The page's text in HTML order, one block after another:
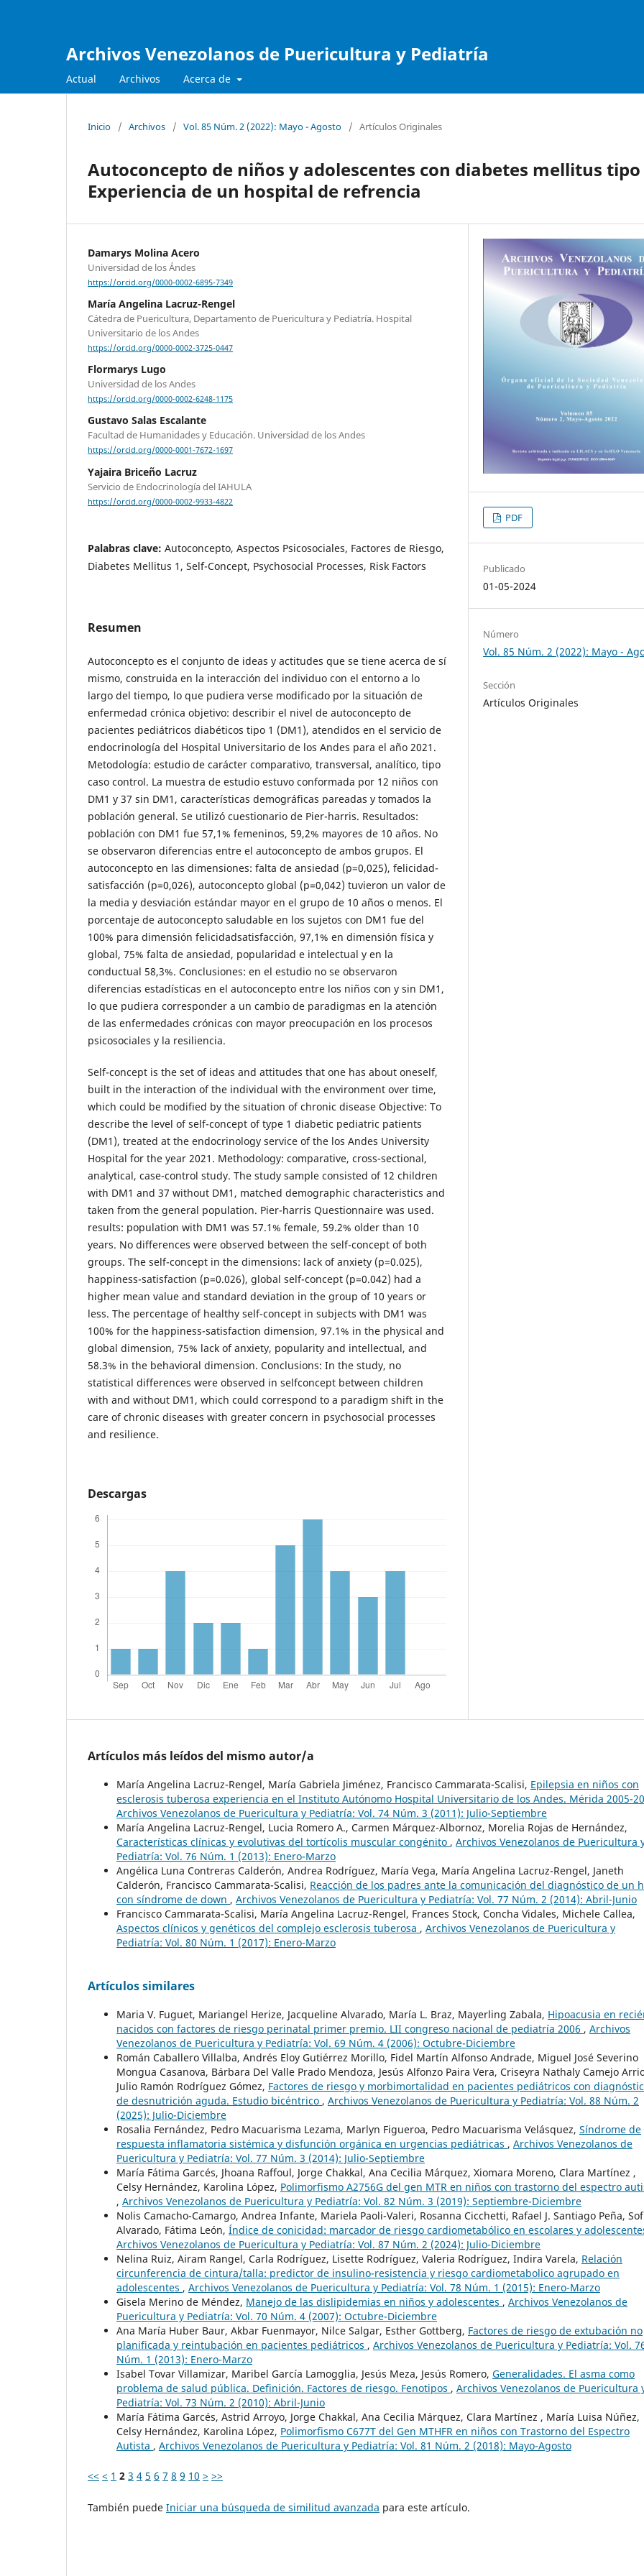
Archivos Venezolanos de Puericultura y Pediatría
Actual Archivos Acerca de
Inicio / Archivos / Vol. 85 Núm. 2 (2022): Mayo - Agosto / Artículos Originales
Autoconcepto de niños y adolescentes con diabetes mellitus tipo
Experiencia de un hospital de refrencia
Damarys Molina Acero
Universidad de los Ándes
https://orcid.org/0000-0002-6895-7349
María Angelina Lacruz-Rengel
Cátedra de Puericultura, Departamento de Puericultura y Pediatría. Hospital
Universitario de los Andes
https://orcid.org/0000-0002-3725-0447
Flormarys Lugo
Universidad de los Andes
https://orcid.org/0000-0002-6248-1175
Gustavo Salas Escalante
Facultad de Humanidades y Educación. Universidad de los Andes
https://orcid.org/0000-0001-7672-1697
Yajaira Briceño Lacruz
Servicio de Endocrinología del IAHULA
https://orcid.org/0000-0002-9933-4822
Palabras clave: Autoconcepto, Aspectos Psicosociales, Factores de Riesgo,
Diabetes Mellitus 1, Self-Concept, Psychosocial Processes, Risk Factors
Resumen
Autoconcepto es el conjunto de ideas y actitudes que se tiene acerca de sí
mismo, construida en la interacción del individuo con el entorno a lo
largo del tiempo, lo que pudiera verse modificado por la situación de
enfermedad crónica objetivo: describir el nivel de autoconcepto de
pacientes pediátricos diabéticos tipo 1 (DM1), atendidos en el servicio de
endocrinología del Hospital Universitario de los Andes para el año 2021.
Metodología: estudio de carácter comparativo, transversal, analítico, tipo
caso control. La muestra de estudio estuvo conformada por 12 niños con
DM1 y 37 sin DM1, características demográficas pareadas y tomados la
población general. Se utilizó cuestionario de Pier-harris. Resultados:
población con DM1 fue 57,1% femeninos, 59,2% mayores de 10 años. No
se observaron diferencias entre el autoconcepto de ambos grupos. El
autoconcepto en las dimensiones: falta de ansiedad (p=0,025), felicidad-
satisfacción (p=0,026), autoconcepto global (p=0,042) tuvieron un valor de
la media y desviación estándar mayor en el grupo de 10 años o menos. El
porcentaje de autoconcepto saludable en los sujetos con DM1 fue del
100% para dimensión felicidadsatisfacción, 97,1% en dimensión física y
global, 75% falta de ansiedad, popularidad e intelectual y en la
conductual 58,3%. Conclusiones: en el estudio no se observaron
diferencias estadísticas en el autoconcepto entre los niños con y sin DM1,
lo que pudiera corresponder a un cambio de paradigmas en la atención
de las enfermedades crónicas con mayor preocupación en los procesos
psicosociales y la resiliencia.
Self-concept is the set of ideas and attitudes that one has about oneself,
built in the interaction of the individual with the environment over time,
which could be modified by the situation of chronic disease Objective: To
describe the level of self-concept of type 1 diabetic pediatric patients
(DM1), treated at the endocrinology service of the los Andes University
Hospital for the year 2021. Methodology: comparative, cross-sectional,
analytical, case-control study. The study sample consisted of 12 children
with DM1 and 37 without DM1, matched demographic characteristics and
taken from the general population. Pier-harris Questionnaire was used.
results: population with DM1 was 57.1% female, 59.2% older than 10
years. No differences were observed between the self-concept of both
groups. The self-concept in the dimensions: lack of anxiety (p=0.025),
happiness-satisfaction (p=0.026), global self-concept (p=0.042) had a
higher mean value and standard deviation in the group of 10 years or
less. The percentage of healthy self-concept in subjects with DM1 was
100% for the happiness-satisfaction dimension, 97.1% in the physical and
global dimension, 75% lack of anxiety, popularity and intellectual, and
58.3% in the behavioral dimension. Conclusions: In the study, no
statistical differences were observed in selfconcept between children
with and without DM1, which could correspond to a paradigm shift in the
care of chronic diseases with greater concern in psychosocial processes
and resilience.
Descargas
PDF
Publicado
01-05-2024
Número
Vol. 85 Núm. 2 (2022): Mayo -
Sección
Artículos Originales
Artículos más leídos del mismo autor/a
María Angelina Lacruz-Rengel, María Gabriela Jiménez, Francisco Cammarata-Scalisi, Epilepsia en niños con
esclerosis tuberosa experiencia en el Instituto Autónomo Hospital Universitario de los Andes. Mérida 2005-
Archivos Venezolanos de Puericultura y Pediatría: Vol. 74 Núm. 3 (2011): Julio-Septiembre
María Angelina Lacruz-Rengel, Lucia Romero A., Carmen Márquez-Albornoz, Morelia Rojas de Hernández,
Características clínicas y evolutivas del tortícolis muscular congénito , Archivos Venezolanos de Puericultura
Pediatría: Vol. 76 Núm. 1 (2013): Enero-Marzo
Angélica Luna Contreras Calderón, Andrea Rodríguez, María Vega, María Angelina Lacruz-Rengel, Janeth
Calderón, Francisco Cammarata-Scalisi, Reacción de los padres ante la comunicación del diagnóstico de un
con síndrome de down , Archivos Venezolanos de Puericultura y Pediatría: Vol. 77 Núm. 2 (2014): Abril-Junio
Francisco Cammarata-Scalisi, María Angelina Lacruz-Rengel, Frances Stock, Concha Vidales, Michele Callea,
Aspectos clínicos y genéticos del complejo esclerosis tuberosa , Archivos Venezolanos de Puericultura y
Pediatría: Vol. 80 Núm. 1 (2017): Enero-Marzo
Artículos similares
Maria V. Fuguet, Mariangel Herize, Jacqueline Alvarado, María L. Braz, Mayerling Zabala, Hipoacusia en
nacidos con factores de riesgo perinatal primer premio. LII congreso nacional de pediatría 2006 , Archivos
Venezolanos de Puericultura y Pediatría: Vol. 69 Núm. 4 (2006): Octubre-Diciembre
Román Caballero Villalba, Andrés Eloy Gutiérrez Morillo, Fidel Martín Alfonso Andrade, Miguel José Severino
Mongua Casanova, Bárbara Del Valle Prado Mendoza, Jesús Alfonzo Paira Vera, Criseyra Nathaly Camejo
Julio Ramón Rodríguez Gómez, Factores de riesgo y morbimortalidad en pacientes pediátricos con
de desnutrición aguda. Estudio bicéntrico , Archivos Venezolanos de Puericultura y Pediatría: Vol. 88 Núm. 2
(2025): Julio-Diciembre
Rosalia Fernández, Pedro Macuarisma Lezama, Marlyn Figueroa, Pedro Macuarisma Velásquez, Síndrome de
respuesta inflamatoria sistémica y disfunción orgánica en urgencias pediátricas , Archivos Venezolanos de
Puericultura y Pediatría: Vol. 77 Núm. 3 (2014): Julio-Septiembre
María Fátima Garcés, Jhoana Raffoul, Jorge Chakkal, Ana Cecilia Márquez, Xiomara Moreno, Clara Martínez ,
Celsy Hernández, Karolina López, Polimorfismo A2756G del gen MTR en niños con trastorno del espectro
, Archivos Venezolanos de Puericultura y Pediatría: Vol. 82 Núm. 3 (2019): Septiembre-Diciembre
Nolis Camacho-Camargo, Andrea Infante, Mariela Paoli-Valeri, Rosanna Cicchetti, Rafael J. Santiago Peña,
Alvarado, Fátima León, Índice de conicidad: marcador de riesgo cardiometabólico en escolares y
Archivos Venezolanos de Puericultura y Pediatría: Vol. 87 Núm. 2 (2024): Julio-Diciembre
Nelina Ruiz, Airam Rangel, Carla Rodríguez, Lisette Rodríguez, Valeria Rodríguez, Indira Varela, Relación
circunferencia de cintura/talla: predictor de insulino-resistencia y riesgo cardiometabolico agrupado en
adolescentes , Archivos Venezolanos de Puericultura y Pediatría: Vol. 78 Núm. 1 (2015): Enero-Marzo
Gisela Merino de Méndez, Manejo de las dislipidemias en niños y adolescentes , Archivos Venezolanos de
Puericultura y Pediatría: Vol. 70 Núm. 4 (2007): Octubre-Diciembre
Ana María Huber Baur, Akbar Fuenmayor, Nilce Salgar, Esther Gottberg, Factores de riesgo de extubación no
planificada y reintubación en pacientes pediátricos , Archivos Venezolanos de Puericultura y Pediatría: Vol.
Núm. 1 (2013): Enero-Marzo
Isabel Tovar Villamizar, Maribel García Lamogglia, Jesús Meza, Jesús Romero, Generalidades. El asma como
problema de salud pública. Definición. Factores de riesgo. Fenotipos , Archivos Venezolanos de Puericultura
Pediatría: Vol. 73 Núm. 2 (2010): Abril-Junio
María Fátima Garcés, Astrid Arroyo, Jorge Chakkal, Ana Cecilia Márquez, Clara Martínez , María Luisa Núñez,
Celsy Hernández, Karolina López, Polimorfismo C677T del Gen MTHFR en niños con Trastorno del Espectro
Autista , Archivos Venezolanos de Puericultura y Pediatría: Vol. 81 Núm. 2 (2018): Mayo-Agosto
<< < 1 2 3 4 5 6 7 8 9 10 > >>
También puede Iniciar una búsqueda de similitud avanzada para este artículo.